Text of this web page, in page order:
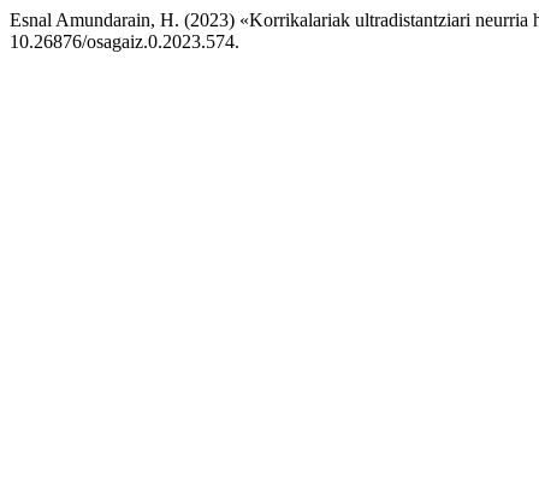
Esnal Amundarain, H. (2023) «Korrikalariak ultradistantziari neurria
10.26876/osagaiz.0.2023.574.